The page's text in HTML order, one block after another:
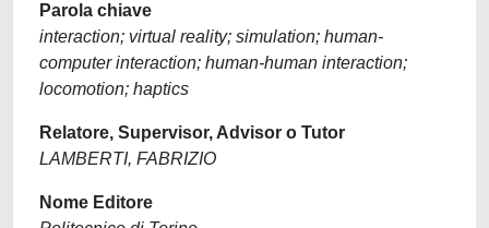
Parola chiave
interaction; virtual reality; simulation; human-
computer interaction; human-human interaction;
locomotion; haptics
Relatore, Supervisor, Advisor o Tutor
LAMBERTI, FABRIZIO
Nome Editore